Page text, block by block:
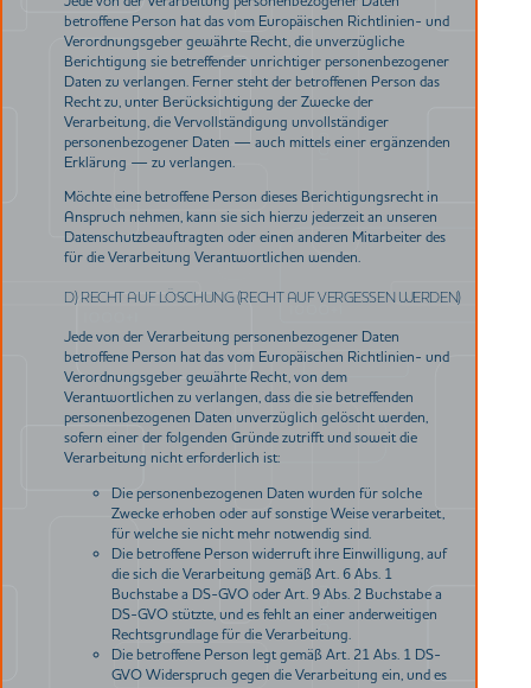
betroffene Person hat das vom Europäischen Richtlinien- und
Verordnungsgeber gewährte Recht, die unverzügliche
Berichtigung sie betreffender unrichtiger personenbezogener
Daten zu verlangen. Ferner steht der betroffenen Person das
Recht zu, unter Berücksichtigung der Zwecke der
Verarbeitung, die Vervollständigung unvollständiger
personenbezogener Daten — auch mittels einer ergänzenden
Erklärung — zu verlangen.
Möchte eine betroffene Person dieses Berichtigungsrecht in
Anspruch nehmen, kann sie sich hierzu jederzeit an unseren
Datenschutzbeauftragten oder einen anderen Mitarbeiter des
für die Verarbeitung Verantwortlichen wenden.
D) RECHT AUF LÖSCHUNG (RECHT AUF VERGESSEN WERDEN)
Jede von der Verarbeitung personenbezogener Daten
betroffene Person hat das vom Europäischen Richtlinien- und
Verordnungsgeber gewährte Recht, von dem
Verantwortlichen zu verlangen, dass die sie betreffenden
personenbezogenen Daten unverzüglich gelöscht werden,
sofern einer der folgenden Gründe zutrifft und soweit die
Verarbeitung nicht erforderlich ist:
Die personenbezogenen Daten wurden für solche
Zwecke erhoben oder auf sonstige Weise verarbeitet,
für welche sie nicht mehr notwendig sind.
Die betroffene Person widerruft ihre Einwilligung, auf
die sich die Verarbeitung gemäß Art. 6 Abs. 1
Buchstabe a DS-GVO oder Art. 9 Abs. 2 Buchstabe a
DS-GVO stützte, und es fehlt an einer anderweitigen
Rechtsgrundlage für die Verarbeitung.
Die betroffene Person legt gemäß Art. 21 Abs. 1 DS-
GVO Widerspruch gegen die Verarbeitung ein, und es